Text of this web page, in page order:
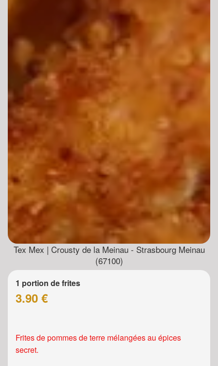
Tex Mex | Crousty de la Meinau - Strasbourg Meinau
(67100)
1 portion de frites
3.90 €
Frites de pommes de terre mélangées au épices
secret.